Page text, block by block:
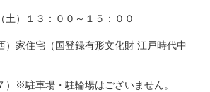
）１３：００～１５：００
家住宅（国登録有形文化財 江戸時代中
）※駐車場・駐輪場はございません。